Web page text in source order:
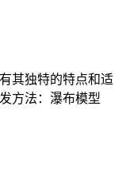
其独特的特点和适
方法：瀑布模型